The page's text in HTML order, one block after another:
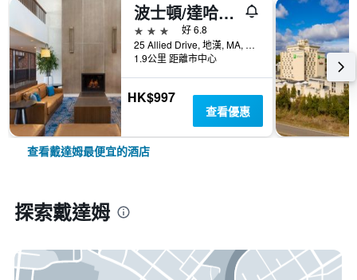
波士頓/達哈姆希爾頓酒店 - 戴德漢
3星級
好 6.8
25 Allied Drive, 地漢, MA, 美國
1.9公里 距離市中心
HK$997
查看優惠
查看戴達姆最便宜的酒店
探索戴達姆